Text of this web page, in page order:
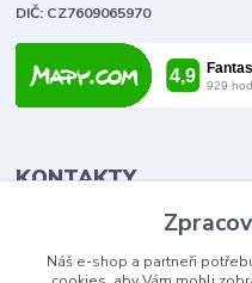
DIČ: CZ7609065970
KONTAKTY
Tomáš Vlček
+420 702 090 443
Náš e-shop a partneři